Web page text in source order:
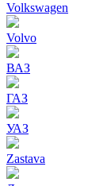
Volkswagen
Volvo
ВАЗ
ГАЗ
УАЗ
Zastava